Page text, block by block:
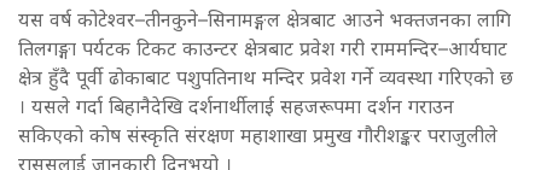
यस वर्ष कोटेश्वर–तीनकुने–सिनामङ्गल क्षेत्रबाट आउने भक्तजनका लागि
तिलगङ्गा पर्यटक टिकट काउन्टर क्षेत्रबाट प्रवेश गरी राममन्दिर–आर्यघाट
क्षेत्र हुँदै पूर्वी ढोकाबाट पशुपतिनाथ मन्दिर प्रवेश गर्ने व्यवस्था गरिएको छ
। यसले गर्दा बिहानैदेखि दर्शनार्थीलाई सहजरूपमा दर्शन गराउन
सकिएको कोष संस्कृति संरक्षण महाशाखा प्रमुख गौरीशङ्कर पराजुलीले
राससलाई जानकारी दिनुभयो ।